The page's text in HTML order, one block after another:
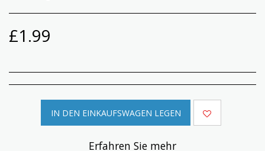
£1.99
IN DEN EINKAUFSWAGEN LEGEN
Erfahren Sie mehr